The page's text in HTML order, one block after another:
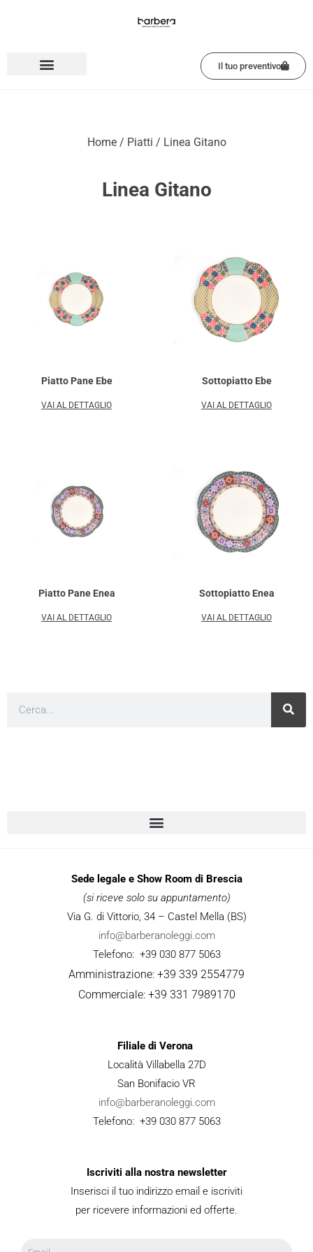
Il tuo preventivo
Home/ Piatti / Linea Gitano
Linea Gitano
Piatto Pane Ebe
VAI AL DETTAGLIO
Sottopiatto Ebe
VAI AL DETTAGLIO
Piatto Pane Enea
VAI AL DETTAGLIO
Sottopiatto Enea
VAI AL DETTAGLIO
Sede legale e Show Room di Brescia
(si riceve solo su appuntamento)
Via G. di Vittorio, 34 – Castel Mella (BS)
info@barberanoleggi.com
Telefono: +39 030 877 5063
Amministrazione: +39 339 2554779
Commerciale: +39 331 7989170
Filiale di Verona
Località Villabella 27D
San Bonifacio VR
info@barberanoleggi.com
Telefono: +39 030 877 5063
Iscriviti alla nostra newsletter
Inserisci il tuo indirizzo email e iscriviti
per ricevere informazioni ed offerte.